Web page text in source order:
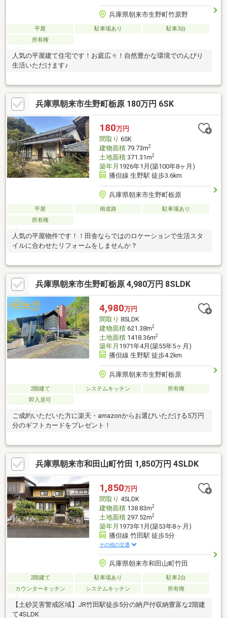
兵庫県朝来市生野町竹原野
平屋 駐車場あり
駐車3台
所有権
人気の平屋建て住宅です！お庭広々！自然豊かな環境でのんびり
生活いただけます♪
兵庫県朝来市生野町栃原 180万円 6SK
180万円
間取り 6SK
建物面積79.73m2
土地面積371.31m2
築年月 1926年1月(築100年8ヶ月)
播但線 生野駅 徒歩3.6km
兵庫県朝来市生野町栃原
平屋 南道路
駐車場あり
所有権
人気の平屋物件です！！田舎ならではのロケーションで生活スタ
イルに合わせたリフォームをしませんか？
兵庫県朝来市生野町栃原 4,980万円 8SLDK
4,980万円
間取り 8SLDK
建物面積621.38m2
土地面積1418.36m2
築年月 1971年4月(築55年5ヶ月)
播但線 生野駅 徒歩4.2km
兵庫県朝来市生野町栃原
2階建て システムキッチン
所有権
即入居可
ご成約いただいた方に楽天・amazonからお選びいただける5万円
分のギフトカードをプレゼント！
兵庫県朝来市和田山町竹田 1,850万円 4SLDK
1,850万円
間取り 4SLDK
建物面積138.83m2
土地面積297.52m2
築年月 1973年1月(築53年8ヶ月)
播但線 竹田駅 徒歩5分
その他の交通
兵庫県朝来市和田山町竹田
2階建て 駐車場あり
駐車2台
カウンターキッチン
システムキッチン 所有権
【土砂災害警戒区域】JR竹田駅徒歩5分の納戸付収納豊富な2階建
て4SLDK